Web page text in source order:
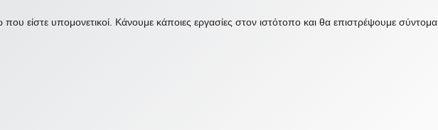
είστε υπομονετικοί. Κάνουμε κάποιες εργασίες στον ιστότοπο και θα επιστρέψουμε σύντομα.